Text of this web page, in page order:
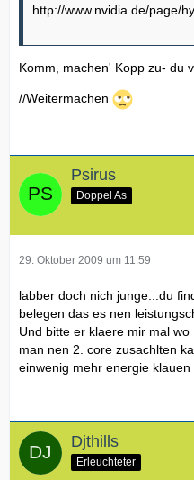
http://www.nvidia.de/page/
Komm, machen' Kopp zu- du
//Weitermachen
Psirus
Doppel As
29. Oktober 2009 um 11:59
labber doch nich junge...du
belegen das es nen
Und bitte er klaere mir mal
man nen 2. core zusachlten
einwenig mehr energie
Djthills
Erleuchteter